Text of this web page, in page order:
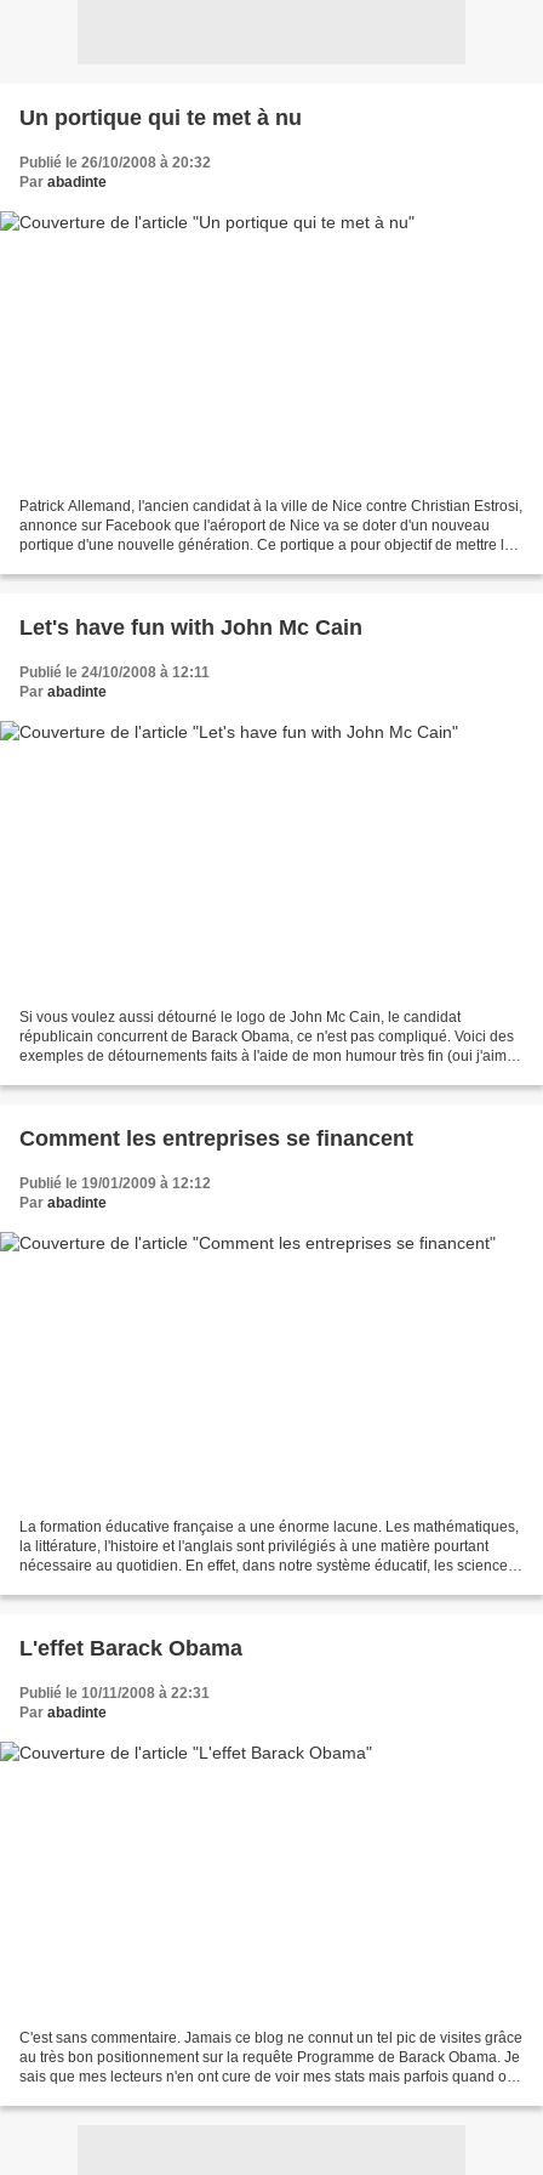
Un portique qui te met à nu
Publié le 26/10/2008 à 20:32
Par abadinte
Patrick Allemand, l'ancien candidat à la ville de Nice contre Christian Estrosi,
annonce sur Facebook que l'aéroport de Nice va se doter d'un nouveau
portique d'une nouvelle génération. Ce portique a pour objectif de mettre les
Let's have fun with John Mc Cain
Publié le 24/10/2008 à 12:11
Par abadinte
Si vous voulez aussi détourné le logo de John Mc Cain, le candidat
républicain concurrent de Barack Obama, ce n'est pas compliqué. Voici des
exemples de détournements faits à l'aide de mon humour très fin (oui j'aime
Comment les entreprises se financent
Publié le 19/01/2009 à 12:12
Par abadinte
La formation éducative française a une énorme lacune. Les mathématiques,
la littérature, l'histoire et l'anglais sont privilégiés à une matière pourtant
nécessaire au quotidien. En effet, dans notre système éducatif, les sciences
L'effet Barack Obama
Publié le 10/11/2008 à 22:31
Par abadinte
C'est sans commentaire. Jamais ce blog ne connut un tel pic de visites grâce
au très bon positionnement sur la requête Programme de Barack Obama. Je
sais que mes lecteurs n'en ont cure de voir mes stats mais parfois quand on